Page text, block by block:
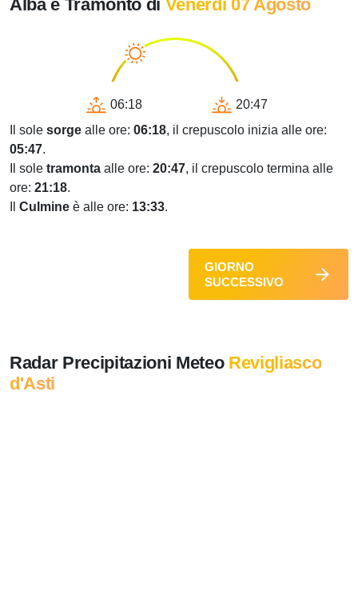
Alba e Tramonto di Venerdì 07 Agosto
06:18
20:47
Il sole sorge alle ore: 06:18, il crepuscolo inizia alle ore:
05:47.
Il sole tramonta alle ore: 20:47, il crepuscolo termina alle
ore: 21:18.
Culmine è alle ore: 13:33.
GIORNO
SUCCESSIVO
Radar Precipitazioni Meteo Revigliasco
d'Asti